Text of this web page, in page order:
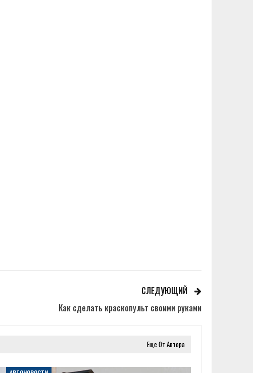
СЛЕДУЮЩИЙ
Как сделать краскопульт своими руками
Еще От Автора